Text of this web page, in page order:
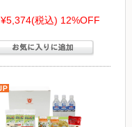
¥5,374(税込) 12%OFF